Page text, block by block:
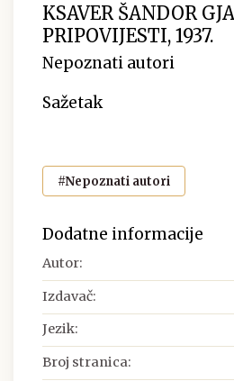
KSAVER ŠANDOR
PRIPOVIJESTI, 1937.
Nepoznati autori
Sažetak
#Nepoznati autori
Dodatne informacije
Autor:
Izdavač:
Jezik:
Broj stranica: